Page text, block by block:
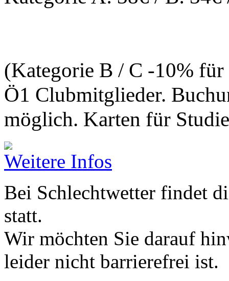
(Kategorie B / C -10%
Ö1 Clubmitglieder.
möglich. Karten für
Weitere Infos
Bei Schlechtwetter findet
statt.
Wir möchten Sie darauf
leider nicht barrierefrei ist.